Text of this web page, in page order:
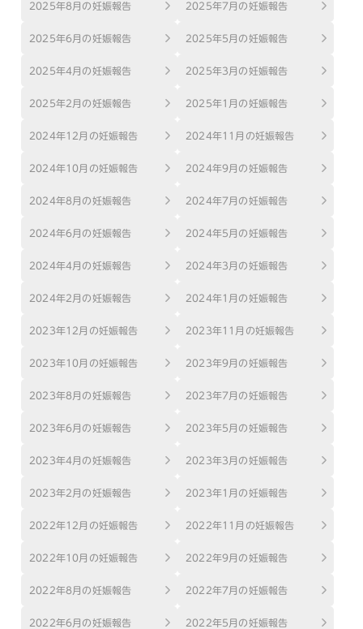
2025年8月の妊娠報告 2025年7月の妊娠報告
2025年6月の妊娠報告 2025年5月の妊娠報告
2025年4月の妊娠報告 2025年3月の妊娠報告
2025年2月の妊娠報告 2025年1月の妊娠報告
2024年12月の妊娠報告 2024年11月の妊娠報告
2024年10月の妊娠報告 2024年9月の妊娠報告
2024年8月の妊娠報告 2024年7月の妊娠報告
2024年6月の妊娠報告 2024年5月の妊娠報告
2024年4月の妊娠報告 2024年3月の妊娠報告
2024年2月の妊娠報告 2024年1月の妊娠報告
2023年12月の妊娠報告 2023年11月の妊娠報告
2023年10月の妊娠報告 2023年9月の妊娠報告
2023年8月の妊娠報告 2023年7月の妊娠報告
2023年6月の妊娠報告 2023年5月の妊娠報告
2023年4月の妊娠報告 2023年3月の妊娠報告
2023年2月の妊娠報告 2023年1月の妊娠報告
2022年12月の妊娠報告 2022年11月の妊娠報告
2022年10月の妊娠報告 2022年9月の妊娠報告
2022年8月の妊娠報告 2022年7月の妊娠報告
2022年6月の妊娠報告 2022年5月の妊娠報告